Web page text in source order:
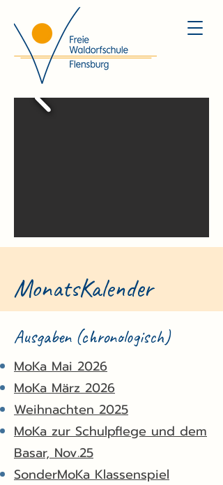
MonatsKalender
Ausgaben (chronologisch)
MoKa Mai 2026
MoKa März 2026
Weihnachten 2025
MoKa zur Schulpflege und dem
Basar, Nov.25
SonderMoKa Klassenspiel